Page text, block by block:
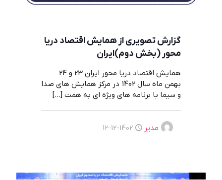
گزارش تصویری از همایش اقتصاد دریا
محور (بخش دوم)ایران
همایش اقتصاد دریا محور ایران 23 و 24
بهمن ماه سال 1402 در مرکز همایش های صدا
و سیما با برنامه های ویژه ای به همت […]
مدیر 1402-12-12